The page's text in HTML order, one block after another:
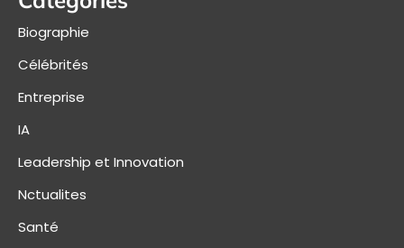
Biographie
Célébrités
Entreprise
IA
Leadership et Innovation
Nctualites
Santé